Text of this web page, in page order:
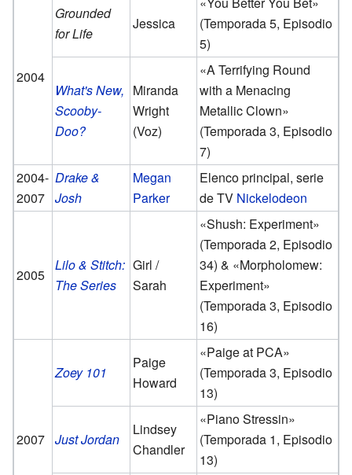
2004
Grounded
for Life
Jessica
(Temporada 5, Episodio
5)
What's New,
Scooby-
Doo?
Miranda
Wright
(Voz)
«A Terrifying Round
with a Menacing
Metallic Clown»
(Temporada 3, Episodio
7)
2004-
2007
Drake &
Josh
Megan
Parker
Elenco principal, serie
de TV Nickelodeon
2005
Lilo & Stitch:
The Series
Girl /
Sarah
«Shush: Experiment»
(Temporada 2, Episodio
34) & «Morpholomew:
Experiment»
(Temporada 3, Episodio
16)
2007
Zoey 101
Paige
Howard
«Paige at PCA»
(Temporada 3, Episodio
13)
Just Jordan
Lindsey
Chandler
«Piano Stressin»
(Temporada 1, Episodio
13)